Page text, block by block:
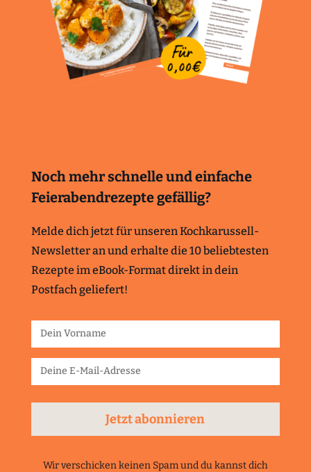
Noch mehr schnelle und einfache
Feierabendrezepte gefällig?
Melde dich jetzt für unseren Kochkarussell-
Newsletter an und erhalte die 10 beliebtesten
Rezepte im eBook-Format direkt in dein
Postfach geliefert!
Jetzt abonnieren
Wir verschicken keinen Spam und du kannst dich